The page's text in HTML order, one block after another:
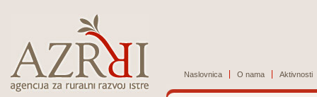
Naslovnica O nama Aktivnosti